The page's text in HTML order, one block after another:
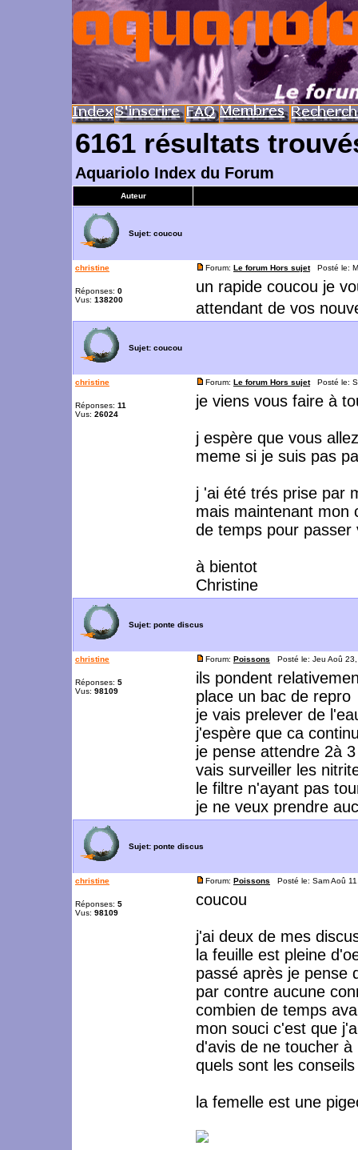
6161 résultats
Aquariolo Index du Forum
Auteur
Sujet: coucou
christine
Réponses: 0
Vus: 138200
Forum: Le forum Hors sujetPosté le:
un rapide coucou je
attendant de vos
Sujet: coucou
christine
Réponses: 11
Vus: 26024
Forum: Le forum Hors sujetPosté le:
je viens vous faire à
j espère que vous
meme si je suis pas
j 'ai été trés prise par
mais maintenant mon
de temps pour passer
à bientot
Christine
Sujet: ponte discus
christine
Réponses: 5
Vus: 98109
Forum: Poissons Posté le: Jeu Aoû
ils pondent
place un bac de repro
je vais prelever de
j'espère que ca
je pense attendre 2à
vais surveiller les
le filtre n'ayant pas
je ne veux prendre
Sujet: ponte discus
christine
Réponses: 5
Vus: 98109
Forum: Poissons Posté le: Sam Aoû
coucou
j'ai deux de mes
la feuille est pleine
passé après je pense
par contre aucune
combien de temps
mon souci c'est que
d'avis de ne toucher
quels sont les
la femelle est une